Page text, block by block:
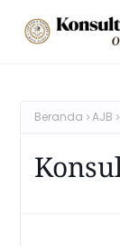
Beranda AJB